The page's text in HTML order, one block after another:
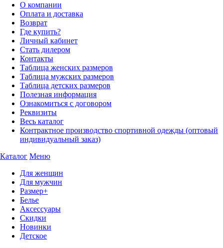
О компании
Оплата и доставка
Возврат
Где купить?
Личный кабинет
Стать дилером
Контакты
Таблица женских размеров
Таблица мужских размеров
Таблица детских размеров
Полезная информация
Ознакомиться с договором
Реквизиты
Весь каталог
Контрактное производство спортивной одежды (оптовый
индивидуальный заказ)
Каталог Меню
Для женщин
Для мужчин
Размер+
Белье
Аксессуары
Скидки
Новинки
Детское